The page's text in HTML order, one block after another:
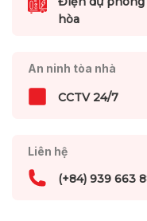
hòa
An ninh tòa nhà
CCTV 24/7
Liên hệ
(+84) 939 663